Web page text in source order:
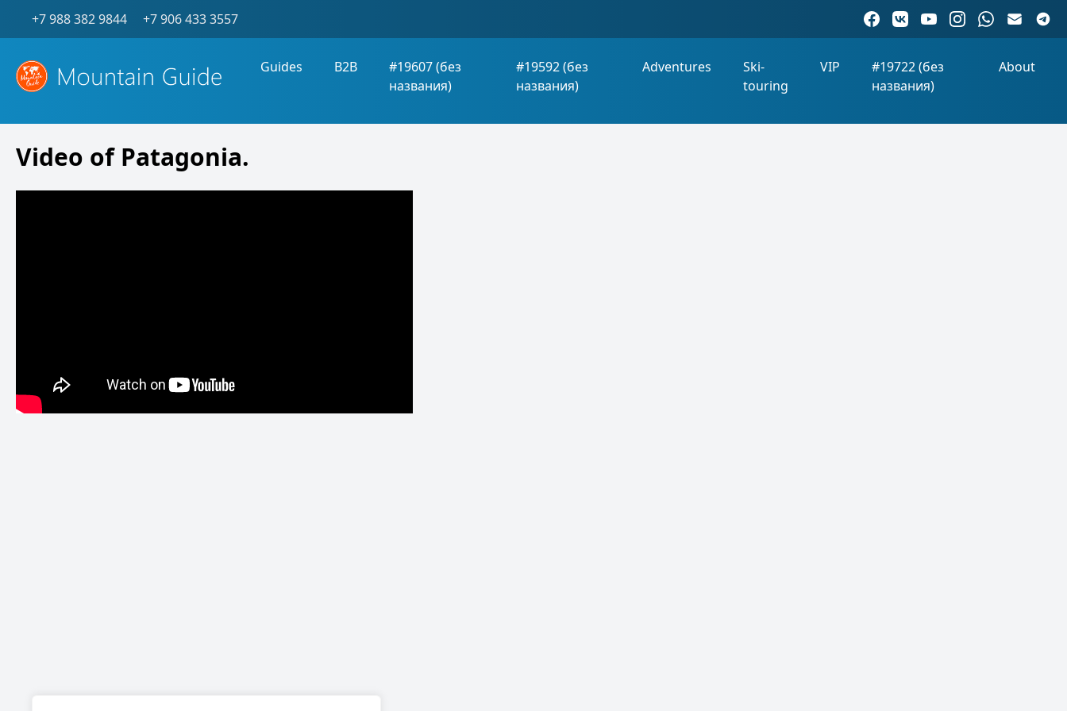
+7 988 382 9844 +7 906 433 3557
Guides B2B
#19607 (без
названия)
#19592 (без
названия)
Adventures
Ski-
touring
VIP
#19722 (без
названия)
About
Video of Patagonia.